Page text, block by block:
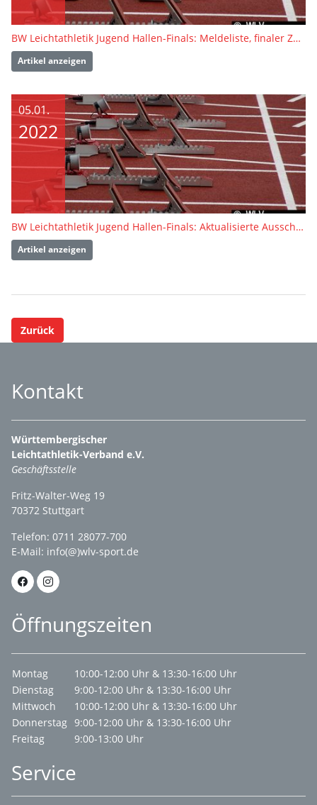
BW Leichtathletik Jugend Hallen-Finals: Meldeliste, finaler Zeitplan und Teilnehmerinformation online
Artikel anzeigen
05.01.
2022
BW Leichtathletik Jugend Hallen-Finals: Aktualisierte Ausschreibung!
Artikel anzeigen
Zurück
Kontakt
Württembergischer
Leichtathletik-Verband e.V.
Geschäftsstelle
Fritz-Walter-Weg 19
70372 Stuttgart
Telefon: 0711 28077-700
E-Mail: info(@)wlv-sport.de
Öffnungszeiten
Montag
10:00-12:00 Uhr & 13:30-16:00 Uhr
Dienstag
9:00-12:00 Uhr & 13:30-16:00 Uhr
Mittwoch
10:00-12:00 Uhr & 13:30-16:00 Uhr
Donnerstag 9:00-12:00 Uhr & 13:30-16:00 Uhr
Freitag
9:00-13:00 Uhr
Service